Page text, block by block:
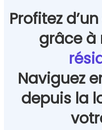
Profitez
grâce à
Naviguez
depuis la